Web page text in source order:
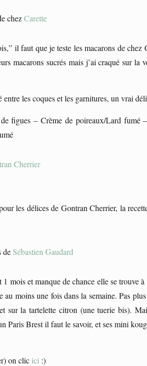
chezCarette
il faut que je teste les macarons de chez
macarons sucrés mais j’ai craqué sur la
les coques et les garnitures, un vrai
figues – Crème de poireaux/Lard fumé
Cherrier
les délices de Gontran Cherrier, la
deSébastien Gaudard
mois et manque de chance elle se trouve à
moins une fois dans la semaine. Pas
sur la tartelette citron (une tuerie bis).
Paris Brest il faut le savoir, et ses mini
on clic ici :)